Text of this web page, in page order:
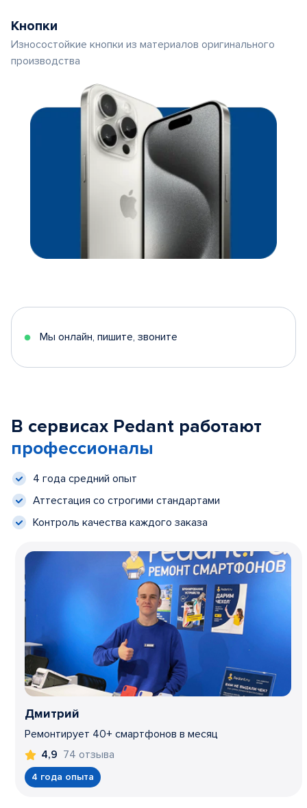
Кнопки
Износостойкие кнопки из материалов оригинального
производства
Мы онлайн, пишите, звоните
В сервисах Pedant работают
профессионалы
4 года средний опыт
Аттестация со строгими стандартами
Контроль качества каждого заказа
Дмитрий
Ремонтирует 40+ смартфонов в месяц
4,9 74 отзыва
4 года опыта